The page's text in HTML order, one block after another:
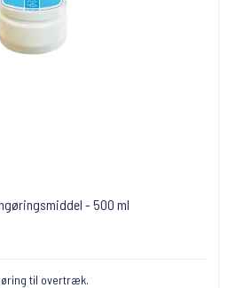
- 500 ml
til overtræk.